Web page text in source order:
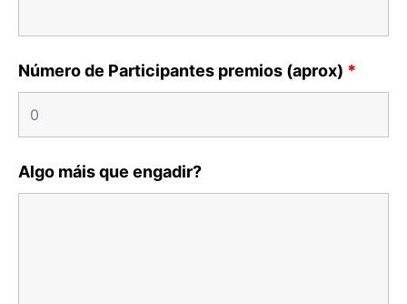
Número de Participantes premios (aprox) *
Algo máis que engadir?